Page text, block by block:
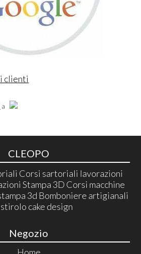
clienti
a
CLEOPO
Corsi sartoriali lavorazioni
Stampa 3D Corsi macchine
3d Bomboniere artigianali
cake design
Negozio